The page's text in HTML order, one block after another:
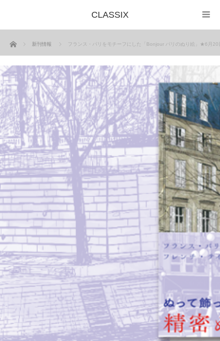
CLASSIX
ホーム 新刊情報 フランス・パリをモチーフにした「Bonjour パリのぬり絵」★6月20